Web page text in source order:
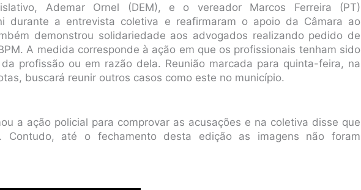
Ademar Ornel (DEM), e o vereador Marcos Ferreira (PT)
durante a entrevista coletiva e reafirmaram o apoio da Câmara ao
demonstrou solidariedade aos advogados realizando pedido de
A medida corresponde à ação em que os profissionais tenham sido
profissão ou em razão dela. Reunião marcada para quinta-feira, na
buscará reunir outros casos como este no município.
a ação policial para comprovar as acusações e na coletiva disse que
Contudo, até o fechamento desta edição as imagens não foram